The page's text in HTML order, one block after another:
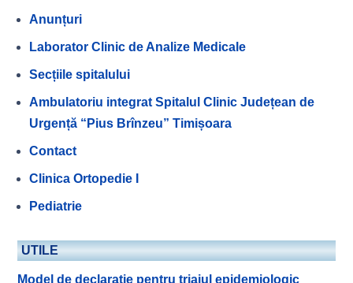
Anunțuri
Laborator Clinic de Analize Medicale
Secțiile spitalului
Ambulatoriu integrat Spitalul Clinic Județean de
Urgență “Pius Brînzeu” Timișoara
Contact
Clinica Ortopedie I
Pediatrie
UTILE
Model de declarație pentru triajul epidemiologic